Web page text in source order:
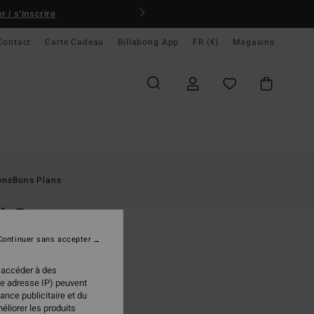
/ s'inscrire
Carte Cadeau Billabong App FR (€) Magasins
Bons Plans
Po
Jaune Homme
40%
à des
adresse IP) peuvent
publicitaire et du
les produits
sans accepter